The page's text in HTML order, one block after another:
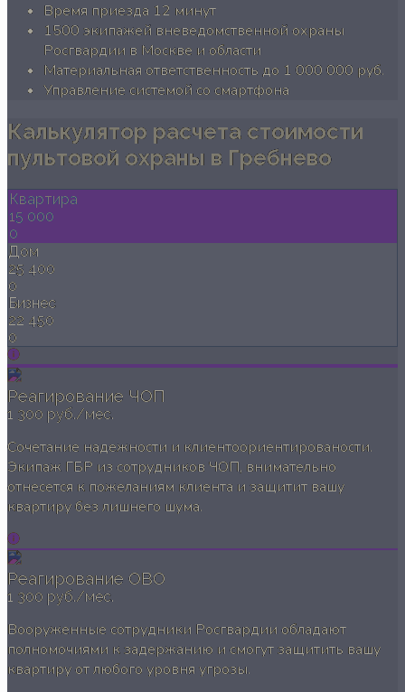
Время приезда 12 минут
1500 экипажей вневедомственной охраны
Росгвардии в Москве и области
Материальная ответственность до 1 000 000 руб.
Управление системой со смартфона
Калькулятор расчета стоимости
пультовой охраны в Гребнево
Квартира
15 000
0
Дом
25 400
0
Бизнес
22 450
0
Реагирование ЧОП
1 300 руб./мес.
Сочетание надежности и клиентоориентированости.
Экипаж ГБР из сотрудников ЧОП, внимательно
отнесется к пожеланиям клиента и защитит вашу
квартиру без лишнего шума.
Реагирование ОВО
1 300 руб./мес.
Вооруженные сотрудники Росгвардии обладают
полномочиями к задержанию и смогут защитить вашу
квартиру от любого уровня угрозы.